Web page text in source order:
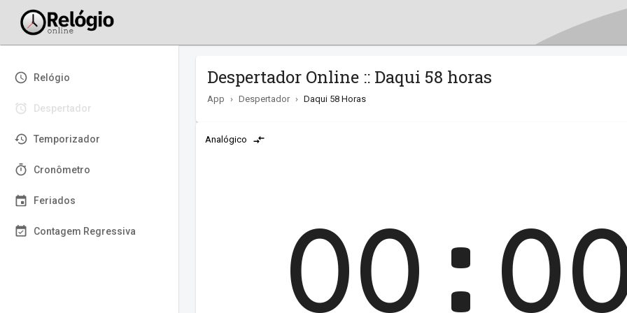
Relógio
Despertador
Temporizador
Cronômetro
Feriados
Contagem Regressiva
Despertador Online :: Daqui 58 horas
App › Despertador › Daqui 58 Horas
Analógico